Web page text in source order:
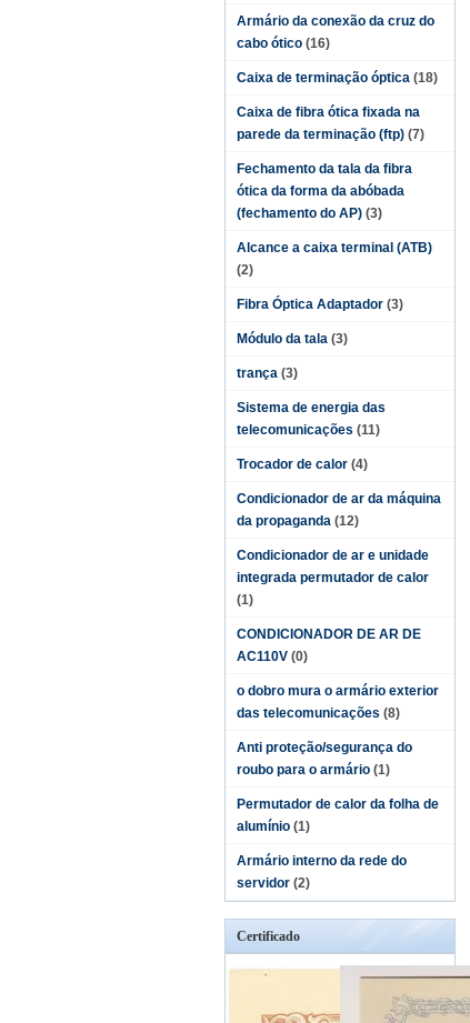
Armário da conexão da cruz do
cabo ótico (16)
Caixa de terminação óptica (18)
Caixa de fibra ótica fixada na
parede da terminação (ftp) (7)
Fechamento da tala da fibra
ótica da forma da abóbada
(fechamento do AP) (3)
Alcance a caixa terminal (ATB)
(2)
Fibra Óptica Adaptador (3)
Módulo da tala (3)
trança (3)
Sistema de energia das
telecomunicações (11)
Trocador de calor (4)
Condicionador de ar da máquina
da propaganda (12)
Condicionador de ar e unidade
integrada permutador de calor
(1)
CONDICIONADOR DE AR DE
AC110V (0)
o dobro mura o armário exterior
das telecomunicações (8)
Anti proteção/segurança do
roubo para o armário (1)
Permutador de calor da folha de
alumínio (1)
Armário interno da rede do
servidor (2)
Certificado